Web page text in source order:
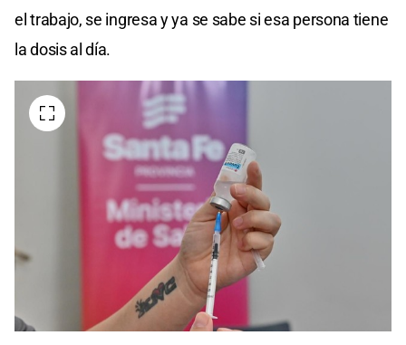
el trabajo, se ingresa y ya se sabe si esa persona tiene
la dosis al día.